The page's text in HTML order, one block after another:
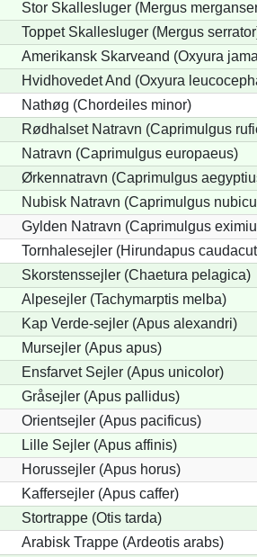
Stor Skallesluger (Mergus
Toppet Skallesluger (Mergus
Amerikansk Skarveand (Oxyura
Hvidhovedet And (Oxyura
Nathøg (Chordeiles minor)
Rødhalset Natravn (Caprimulgus
Natravn (Caprimulgus europaeus)
Ørkennatravn (Caprimulgus
Nubisk Natravn (Caprimulgus
Gylden Natravn (Caprimulgus
Tornhalesejler (Hirundapus
Skorstenssejler (Chaetura pelagica)
Alpesejler (Tachymarptis melba)
Kap Verde-sejler (Apus alexandri)
Mursejler (Apus apus)
Ensfarvet Sejler (Apus unicolor)
Gråsejler (Apus pallidus)
Orientsejler (Apus pacificus)
Lille Sejler (Apus affinis)
Horussejler (Apus horus)
Kaffersejler (Apus caffer)
Stortrappe (Otis tarda)
Arabisk Trappe (Ardeotis arabs)